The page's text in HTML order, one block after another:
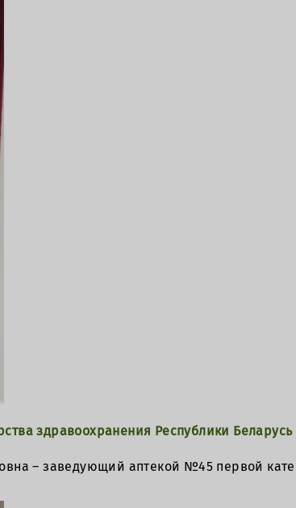
здравоохранения Республики Беларусь
– заведующий аптекой №45 первой